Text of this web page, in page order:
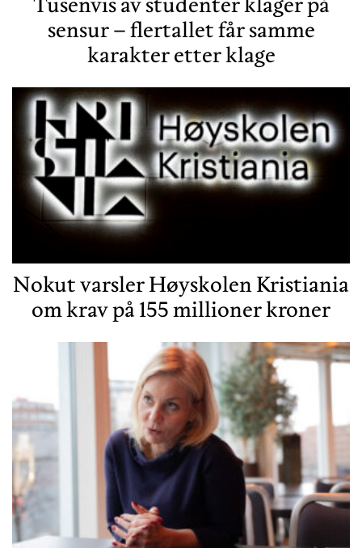
sensur – flertallet får samme
karakter etter klage
Nokut varsler Høyskolen Kristiania
om krav på 155 millioner kroner